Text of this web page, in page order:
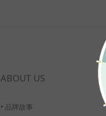
ABOUT US
• 品牌故事